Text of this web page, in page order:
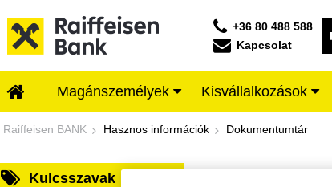
+36 80 488 588
Kapcsolat
Magánszemélyek Kisvállalkozások
Dokumentumtár - Raiffeisen BANK
Raiffeisen BANK Hasznos információk Dokumentumtár
Kulcsszavak